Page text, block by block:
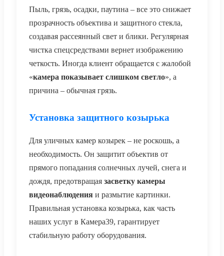
Пыль, грязь, осадки, паутина – все это снижает
прозрачность объектива и защитного стекла,
создавая рассеянный свет и блики. Регулярная
чистка спецсредствами вернет изображению
четкость. Иногда клиент обращается с жалобой
«камера показывает слишком светло», а
причина – обычная грязь.
Установка защитного козырька
Для уличных камер козырек – не роскошь, а
необходимость. Он защитит объектив от
прямого попадания солнечных лучей, снега и
дождя, предотвращая засветку камеры
видеонаблюдения и размытие картинки.
Правильная установка козырька, как часть
наших услуг в Камера39, гарантирует
стабильную работу оборудования.